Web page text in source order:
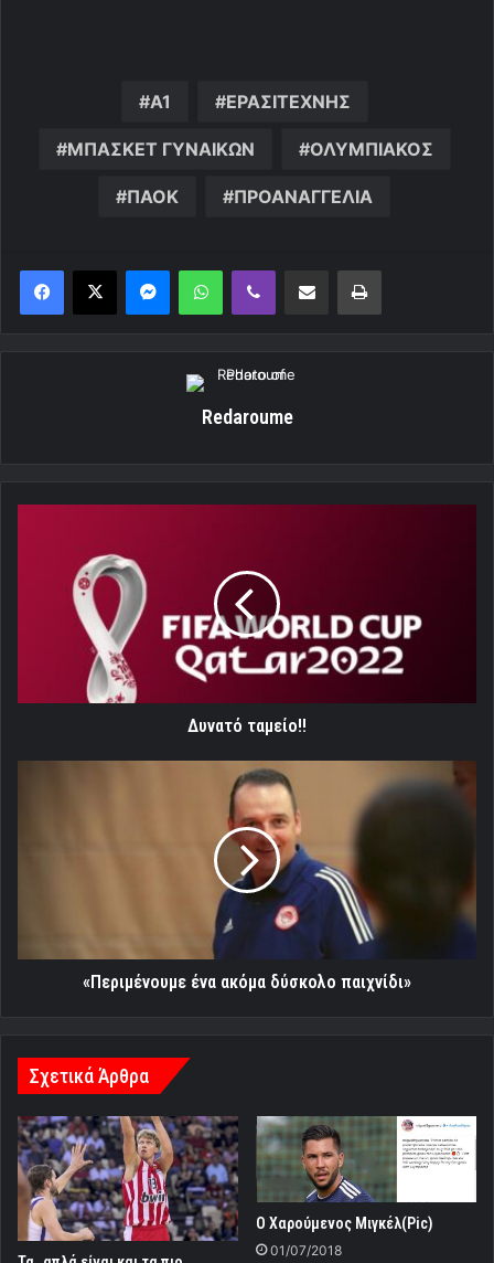
Α1 ΕΡΑΣΙΤΕΧΝΗΣ
ΜΠΑΣΚΕΤ ΓΥΝΑΙΚΩΝ ΟΛΥΜΠΙΑΚΟΣ
ΠΑΟΚ ΠΡΟΑΝΑΓΓΕΛΙΑ
MessengerWhatsAppViber Κοινοποίηση μέσω ηλεκτρονικού ταχυδρομείουΕκτύπωση
Redaroume
Δυνατό ταμείο!!
«Περιμένουμε ένα ακόμα δύσκολο παιχνίδι»
Σχετικά Άρθρα
O Χαρούμενος Μιγκέλ(Pic)
01/07/2018